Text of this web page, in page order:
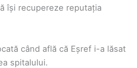
își recupereze reputația
când află că Eșref i-a lăsat
spitalului.